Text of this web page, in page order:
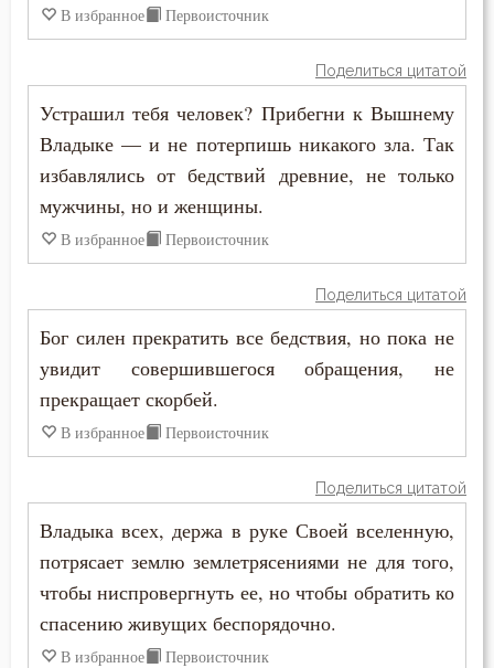
Падение
Печаль
Печаль по Богу
Подвижничество
Подготовка к смерти
Позор
Покаяние
Помощь Божия
В избранное Первоисточник
Поделиться цитатой
Устрашил тебя человек? Прибегни к Вышнему
Владыке — и не потерпишь никакого зла. Так
избавлялись от бедствий древние, не только
мужчины, но и женщины.
В избранное Первоисточник
Поделиться цитатой
Бог силен прекратить все бедствия, но пока не
увидит совершившегося обращения, не
прекращает скорбей.
В избранное Первоисточник
Поделиться цитатой
Владыка всех, держа в руке Своей вселенную,
потрясает землю землетрясениями не для того,
чтобы ниспровергнуть ее, но чтобы обратить ко
спасению живущих беспорядочно.
В избранное Первоисточник